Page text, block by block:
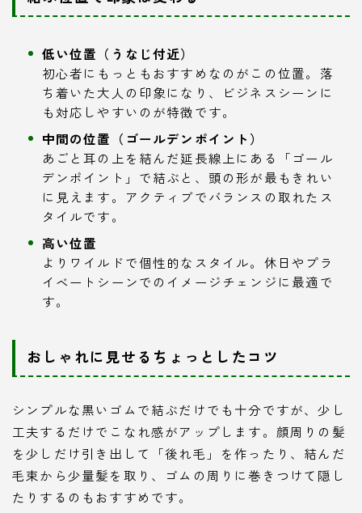
低い位置（うなじ付近）
初心者にもっともおすすめなのがこの位置。落
ち着いた大人の印象になり、ビジネスシーンに
も対応しやすいのが特徴です。
中間の位置（ゴールデンポイント）
あごと耳の上を結んだ延長線上にある「ゴール
デンポイント」で結ぶと、頭の形が最もきれい
に見えます。アクティブでバランスの取れたス
タイルです。
高い位置
よりワイルドで個性的なスタイル。休日やプラ
イベートシーンでのイメージチェンジに最適で
す。
おしゃれに見せるちょっとしたコツ
シンプルな黒いゴムで結ぶだけでも十分ですが、少し
工夫するだけでこなれ感がアップします。顔周りの髪
を少しだけ引き出して「後れ毛」を作ったり、結んだ
毛束から少量髪を取り、ゴムの周りに巻きつけて隠し
たりするのもおすすめです。